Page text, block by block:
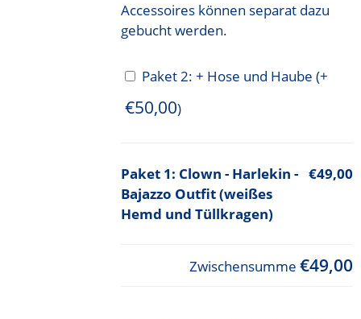
Accessoires können separat dazu
gebucht werden.
Paket 2: + Hose und Haube(+
€50,00)
Clown - Harlekin -
Bajazzo Outfit (weißes
Hemd und Tüllkragen)
€49,00
Zwischensumme €49,00